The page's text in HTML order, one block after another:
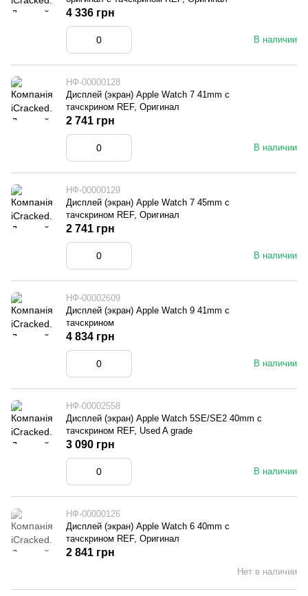
В наличии
4 336 грн
НФ-00000128
Дисплей (экран) Apple Watch 7 41mm с
тачскрином REF, Оригинал
В наличии
2 741 грн
НФ-00000129
Дисплей (экран) Apple Watch 7 45mm с
тачскрином REF, Оригинал
В наличии
2 741 грн
НФ-00002609
Дисплей (экран) Apple Watch 9 41mm с
тачскрином
В наличии
4 834 грн
НФ-00002558
Дисплей (экран) Apple Watch 5SE/SE2 40mm с
тачскрином REF, Used A grade
В наличии
3 090 грн
НФ-00000126
Дисплей (экран) Apple Watch 6 40mm с
тачскрином REF, Оригинал
Нет в наличии
2 841 грн